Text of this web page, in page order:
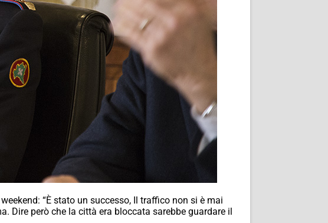
“È stato un successo, Il traffico non si è mai
Dire però che la città era bloccata sarebbe guardare il